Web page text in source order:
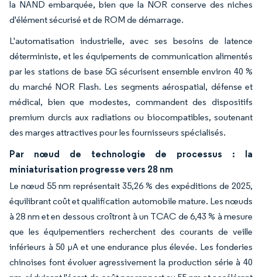
la NAND embarquée, bien que la NOR conserve des niches
d'élément sécurisé et de ROM de démarrage.
L'automatisation industrielle, avec ses besoins de latence
déterministe, et les équipements de communication alimentés
par les stations de base 5G sécurisent ensemble environ 40 %
du marché NOR Flash. Les segments aérospatial, défense et
médical, bien que modestes, commandent des dispositifs
premium durcis aux radiations ou biocompatibles, soutenant
des marges attractives pour les fournisseurs spécialisés.
Par nœud de technologie de processus : la
miniaturisation progresse vers 28 nm
Le nœud 55 nm représentait 35,26 % des expéditions de 2025,
équilibrant coût et qualification automobile mature. Les nœuds
à 28 nm et en dessous croîtront à un TCAC de 6,43 % à mesure
que les équipementiers recherchent des courants de veille
inférieurs à 50 µA et une endurance plus élevée. Les fonderies
chinoises font évoluer agressivement la production série à 40